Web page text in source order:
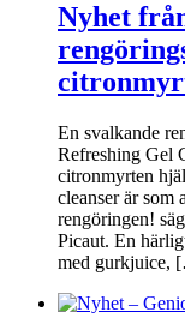
Nyhet
En svalkande
Refreshing Gel
citronmyrten
cleanser är som
rengöringen!
Picaut. En
med gurkjuice,